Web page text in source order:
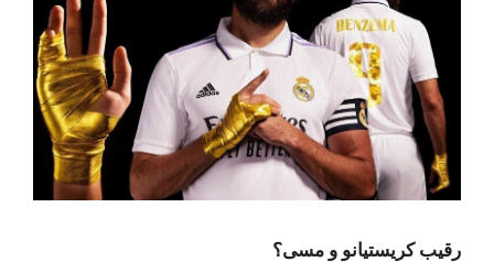
رقیب کریستیانو و مسی؟